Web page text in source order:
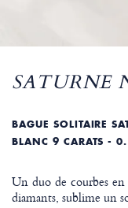
SATURNE
BAGUE SOLITAIRE
BLANC 9 CARATS -
Un duo de courbes
diamants, sublime un